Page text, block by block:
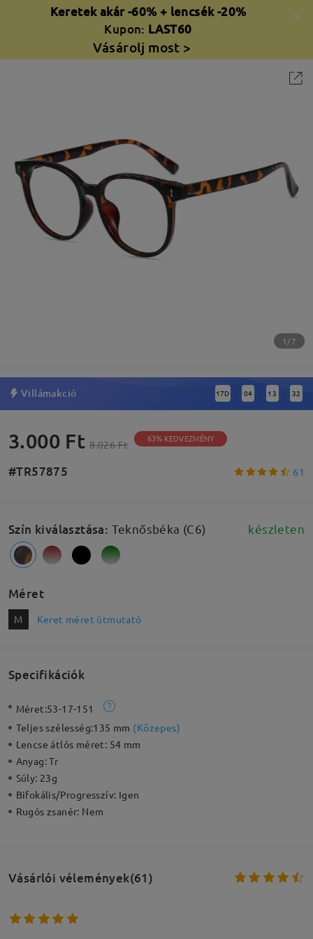
Keretek akár -60% + lencsék -20%
Kupon: LAST60
Vásárolj most >
1/7
Villámakció 17D : 04 : 13 : 31
3.000 Ft 8.026 Ft 63% KEDVEZMÉNY
#TR57875 61
Szín kiválasztása: Teknősbéka (C6) készleten
Méret
M Keret méret útmutató
Specifikációk
Méret:53-17-151
Teljes szélesség:135 mm (Közepes)
Lencse átlós méret: 54 mm
Anyag:Tr
Súly: 23g
Bifokális/Progresszív: Igen
Rugós zsanér: Nem
Vásárlói vélemények(61)